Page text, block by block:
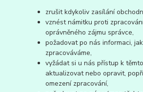
zrušit kdykoliv zasílání
vznést námitku proti
oprávněného zájmu správce,
požadovat po nás informaci,
zpracováváme,
vyžádat si u nás přístup k
aktualizovat nebo opravit,
omezení zpracování,